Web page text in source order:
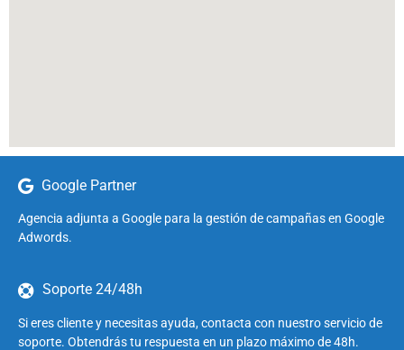
Google Partner
Agencia adjunta a Google para la gestión de campañas en Google
Adwords.
Soporte 24/48h
Si eres cliente y necesitas ayuda, contacta con nuestro servicio de
soporte. Obtendrás tu respuesta en un plazo máximo de 48h.